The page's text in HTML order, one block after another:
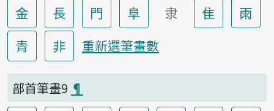
金 長 門 阜 隶 隹
雨
青
非 重新選筆畫數
部首筆畫9 ¶